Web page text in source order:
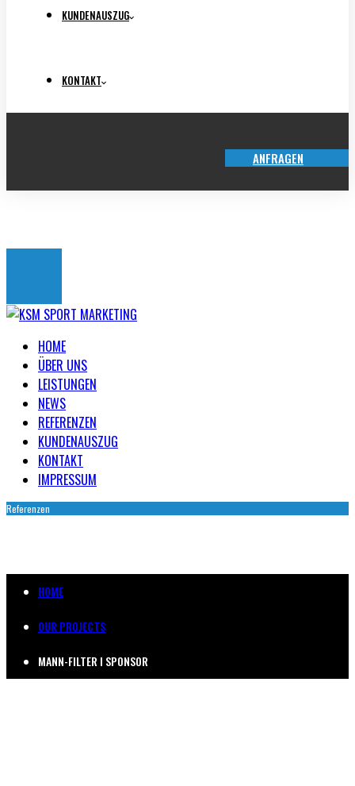
KUNDENAUSZUG
KONTAKT
ANFRAGEN
HOME
ÜBER UNS
LEISTUNGEN
NEWS
REFERENZEN
KUNDENAUSZUG
KONTAKT
IMPRESSUM
Referenzen
HOME
OUR PROJECTS
MANN-FILTER I SPONSOR